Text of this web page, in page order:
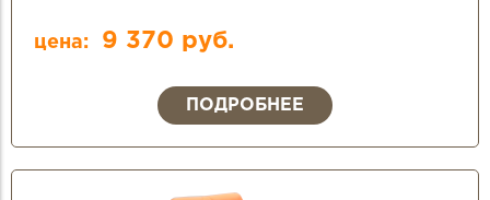
цена: 9 370 руб.
ПОДРОБНЕЕ